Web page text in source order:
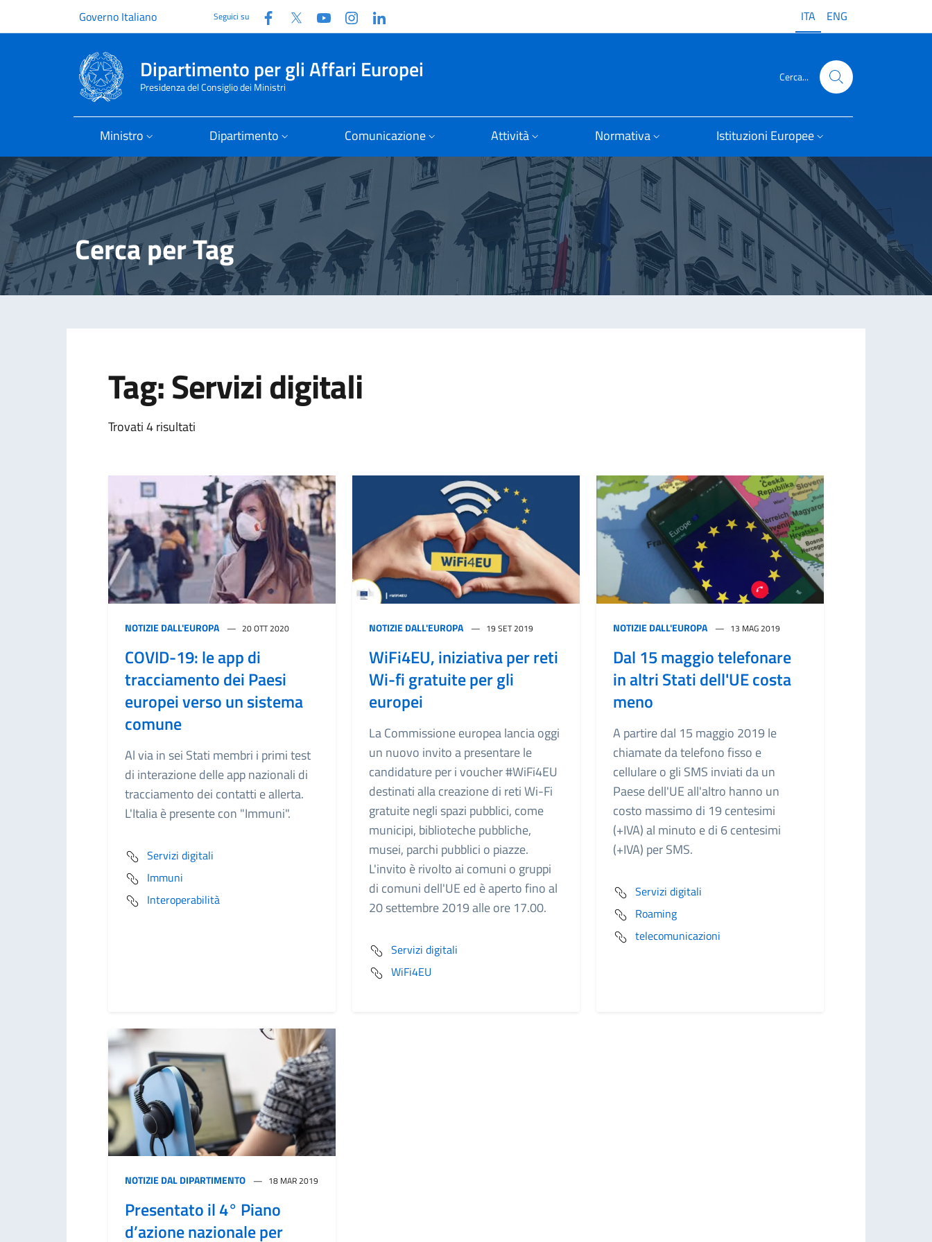
Governo Italiano Seguici su Facebook
Twitter YouTubeInstagram ITA ENG
Dipartimento per gli Affari Europei
Presidenza del Consiglio dei Ministri
Cerca...
Ministro Dipartimento Comunicazione Attività Normativa Istituzioni Europee
Cerca per Tag
Tag: Servizi digitali
Trovati 4 risultati
NOTIZIE DALL'EUROPA 20 OTT 2020
COVID-19: le app di
tracciamento dei Paesi
europei verso un sistema
comune
Al via in sei Stati membri i primi test
di interazione delle app nazionali di
tracciamento dei contatti e allerta.
L'Italia è presente con "Immuni".
Servizi digitali
Immuni
Interoperabilità
NOTIZIE DALL'EUROPA 19 SET 2019
WiFi4EU, iniziativa per reti
Wi-fi gratuite per gli
europei
La Commissione europea lancia oggi
un nuovo invito a presentare le
candidature per i voucher #WiFi4EU
destinati alla creazione di reti Wi-Fi
gratuite negli spazi pubblici, come
municipi, biblioteche pubbliche,
musei, parchi pubblici o piazze.
L'invito è rivolto ai comuni o gruppi
di comuni dell'UE ed è aperto fino al
20 settembre 2019 alle ore 17.00.
Servizi digitali
WiFi4EU
NOTIZIE DALL'EUROPA 13 MAG 2019
Dal 15 maggio telefonare
in altri Stati dell'UE costa
meno
A partire dal 15 maggio 2019 le
chiamate da telefono fisso e
cellulare o gli SMS inviati da un
Paese dell'UE all'altro hanno un
costo massimo di 19 centesimi
(+IVA) al minuto e di 6 centesimi
(+IVA) per SMS.
Servizi digitali
Roaming
telecomunicazioni
NOTIZIE DAL DIPARTIMENTO 18 MAR 2019
Presentato il 4° Piano
d’azione nazionale per